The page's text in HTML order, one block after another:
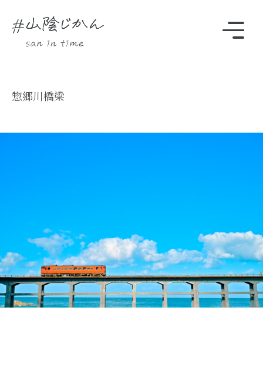
Instagram
TOP
鉄道旅の魅力
フォトスポット
惣郷川橋梁